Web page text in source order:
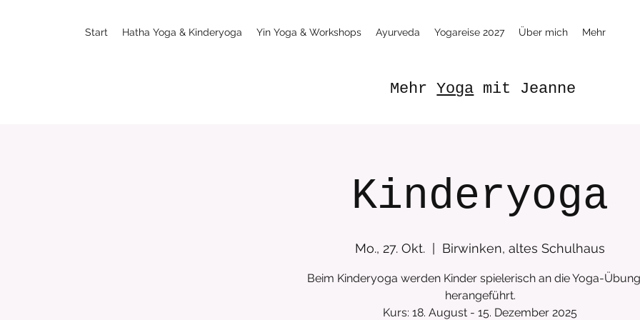
Start Hatha Yoga & Kinderyoga Yin Yoga & Workshops Ayurveda Yogareise 2027 Über mich Mehr
MehrYoga mit Jeanne
Kinderyoga
Mo., 27. Okt. Birwinken, altes Schulhaus
Beim Kinderyoga werden Kinder spielerisch an die Yoga-
herangeführt.
Kurs: 18. August - 15. Dezember 2025